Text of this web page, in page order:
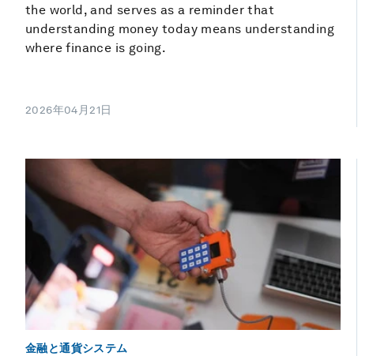
the world, and serves as a reminder that
understanding money today means understanding
where finance is going.
2026年04月21日
金融と通貨システム